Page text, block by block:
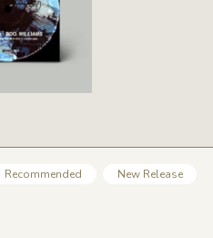
Recommended New Release